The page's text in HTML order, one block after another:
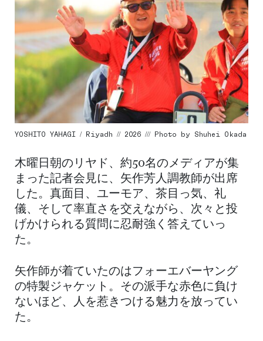
YOSHITO YAHAGI / Riyadh // 2026 /// Photo by Shuhei Okada
木曜日朝のリヤド、約50名のメディアが集
まった記者会見に、矢作芳人調教師が出席
した。真面目、ユーモア、茶目っ気、礼
儀、そして率直さを交えながら、次々と投
げかけられる質問に忍耐強く答えていっ
た。
矢作師が着ていたのはフォーエバーヤング
の特製ジャケット。その派手な赤色に負け
ないほど、人を惹きつける魅力を放ってい
た。